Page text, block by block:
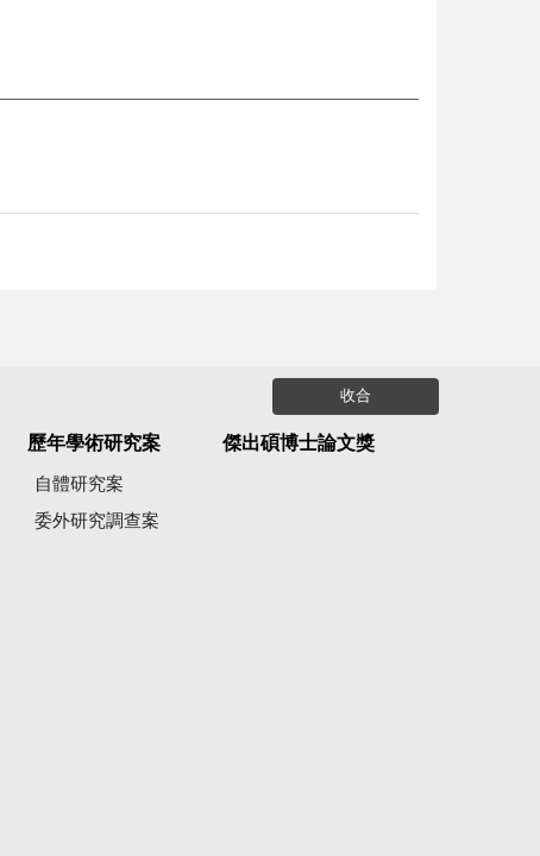
收合
歷年學術研究案
自體研究案
委外研究調查案
傑出碩博士論文獎